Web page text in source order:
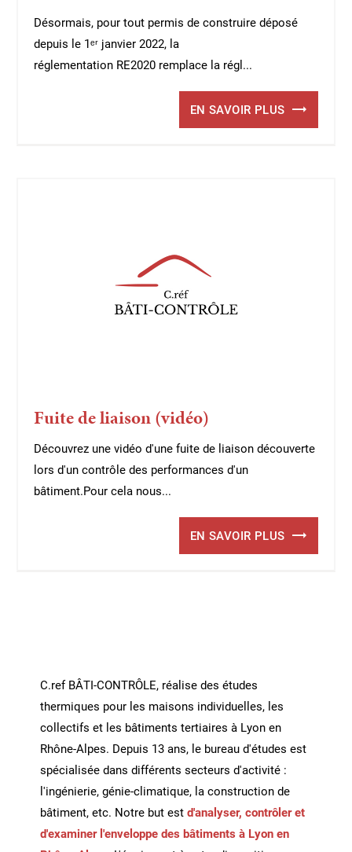
Désormais, pour tout permis de construire déposé
depuis le 1ᵉʳ janvier 2022, la
réglementation RE2020 remplace la régl...
EN SAVOIR PLUS
Fuite de liaison (vidéo)
Découvrez une vidéo d'une fuite de liaison découverte
lors d'un contrôle des performances d'un
bâtiment.Pour cela nous...
EN SAVOIR PLUS
C.ref BÂTI-CONTRÔLE, réalise des études
thermiques pour les maisons individuelles, les
collectifs et les bâtiments tertiaires à Lyon en
Rhône-Alpes. Depuis 13 ans, le bureau d'études est
spécialisée dans différents secteurs d'activité :
l'ingénierie, génie-climatique, la construction de
bâtiment, etc. Notre but estd'analyser, contrôler et
d'examiner l'enveloppe des bâtiments à Lyon en